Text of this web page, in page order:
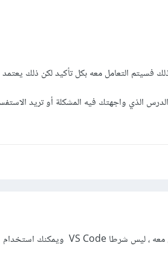
الذي واجهتك فيه المشكلة أو تريد
صحيح يمكنك استخدام VS Code أي محرر ترتاح بالتعامل معه ، ليس شرطا VS Code ويمكنك استخدام